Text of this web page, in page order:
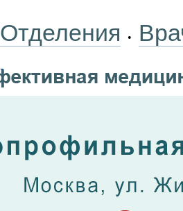
Отделения •